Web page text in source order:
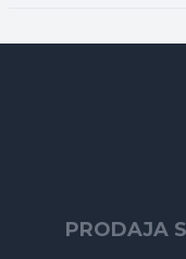
PRODAJA